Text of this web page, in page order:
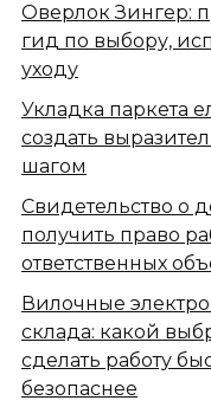
Оверлок Зингер:
гид по выбору,
уходу
Укладка паркета
создать
шагом
Свидетельство о
получить право
ответственных
Вилочные
склада: какой
сделать работу
безопаснее